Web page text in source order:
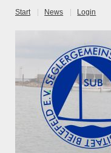
Start News Login